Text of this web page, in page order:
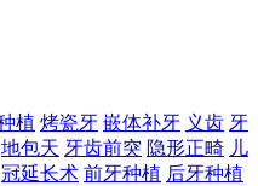
植 烤瓷牙 嵌体补牙 义齿 牙
地包天 牙齿前突 隐形正畸 儿
冠延长术 前牙种植 后牙种植